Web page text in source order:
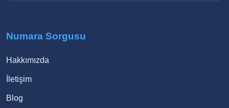
Numara Sorgusu
Hakkımızda
İletişim
Blog